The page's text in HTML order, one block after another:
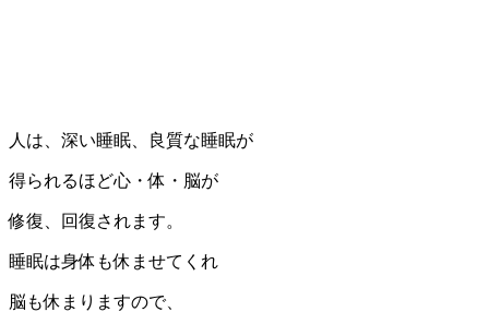
人は、深い睡眠、良質な睡眠が
得られるほど心・体・脳が
修復、回復されます。
睡眠は身体も休ませてくれ
脳も休まりますので、